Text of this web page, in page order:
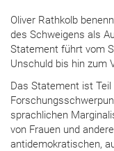
Oliver Rathkolb
des Schweigens als
Statement führt vom
Unschuld bis hin zum
Das Statement ist
sprachlichen
von Frauen und
antidemokratischen,